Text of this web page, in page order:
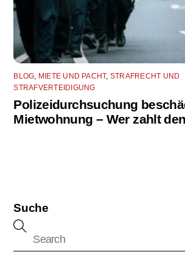
BLOG, MIETE UND PACHT, STRAFRECHT UND
STRAFVERTEIDIGUNG
Polizeidurchsuchung
Mietwohnung – Wer zahlt
Suche